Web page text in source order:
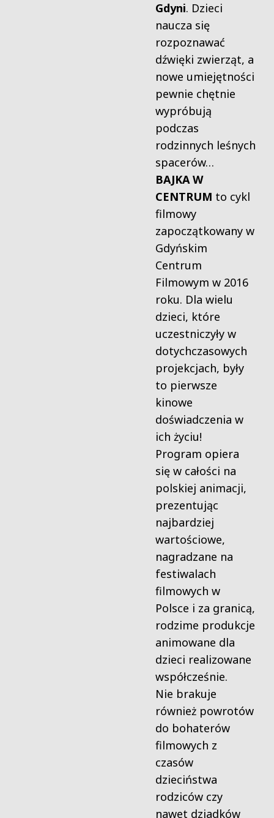
Gdyni. Dzieci
naucza się
rozpoznawać
dźwięki zwierząt, a
nowe umiejętności
pewnie chętnie
wypróbują
podczas
rodzinnych leśnych
spacerów…
BAJKA W
CENTRUM to cykl
filmowy
zapoczątkowany w
Gdyńskim
Centrum
Filmowym w 2016
roku. Dla wielu
dzieci, które
uczestniczyły w
dotychczasowych
projekcjach, były
to pierwsze
kinowe
doświadczenia w
ich życiu!
Program opiera
się w całości na
polskiej animacji,
prezentując
najbardziej
wartościowe,
nagradzane na
festiwalach
filmowych w
Polsce i za granicą,
rodzime produkcje
animowane dla
dzieci realizowane
współcześnie.
Nie brakuje
również powrotów
do bohaterów
filmowych z
czasów
dzieciństwa
rodziców czy
nawet dziadków